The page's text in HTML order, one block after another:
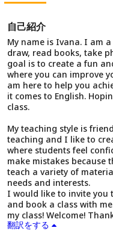
自己紹介
My name is Ivana. I am
draw, read books, take
goal is to create a fun
where you can improve
am here to help you
it comes to English.
class.
My teaching style is
teaching and I like to
where students feel
make mistakes because
teach a variety of
needs and interests.
I would like to invite you
and book a class with
my class! Welcome!
翻訳をする